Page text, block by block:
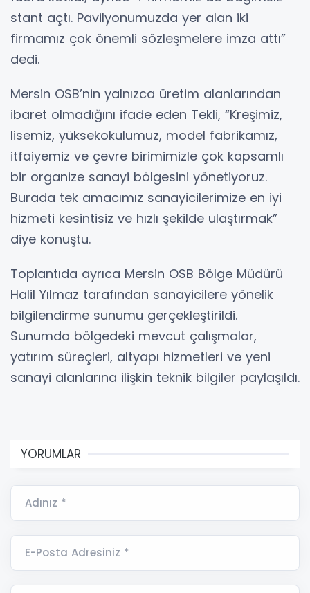
stant açtı. Pavilyonumuzda yer alan iki
firmamız çok önemli sözleşmelere imza attı”
dedi.
Mersin OSB’nin yalnızca üretim alanlarından
ibaret olmadığını ifade eden Tekli, “Kreşimiz,
lisemiz, yüksekokulumuz, model fabrikamız,
itfaiyemiz ve çevre birimimizle çok kapsamlı
bir organize sanayi bölgesini yönetiyoruz.
Burada tek amacımız sanayicilerimize en iyi
hizmeti kesintisiz ve hızlı şekilde ulaştırmak”
diye konuştu.
Toplantıda ayrıca Mersin OSB Bölge Müdürü
Halil Yılmaz tarafından sanayicilere yönelik
bilgilendirme sunumu gerçekleştirildi.
Sunumda bölgedeki mevcut çalışmalar,
yatırım süreçleri, altyapı hizmetleri ve yeni
sanayi alanlarına ilişkin teknik bilgiler paylaşıldı.
YORUMLAR
Adınız *
E-Posta Adresiniz *